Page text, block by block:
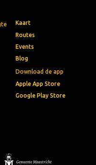
Download de app
Apple App Store
Google Play Store
Kaart
Routes
Events
Blog